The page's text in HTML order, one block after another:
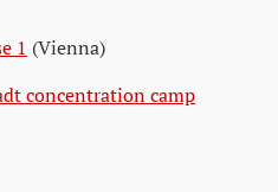
1 (Vienna)
concentration camp